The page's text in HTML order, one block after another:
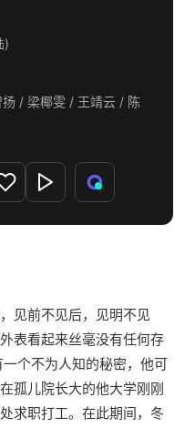
)
见前不见后，见明不见
表看起来丝毫没有任何存
个不为人知的秘密，他可
孤儿院长大的他大学刚刚
求职打工。在此期间，冬